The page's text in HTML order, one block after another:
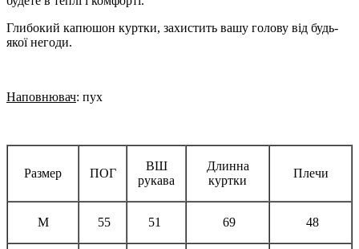
Глибокий капюшон куртки, захистить вашу голову від будь-
якої негоди.
Наповнювач: пух
Размер ПОГ
ВШ
рукава
Длинна
куртки
Плечи
М 55 51 69 48